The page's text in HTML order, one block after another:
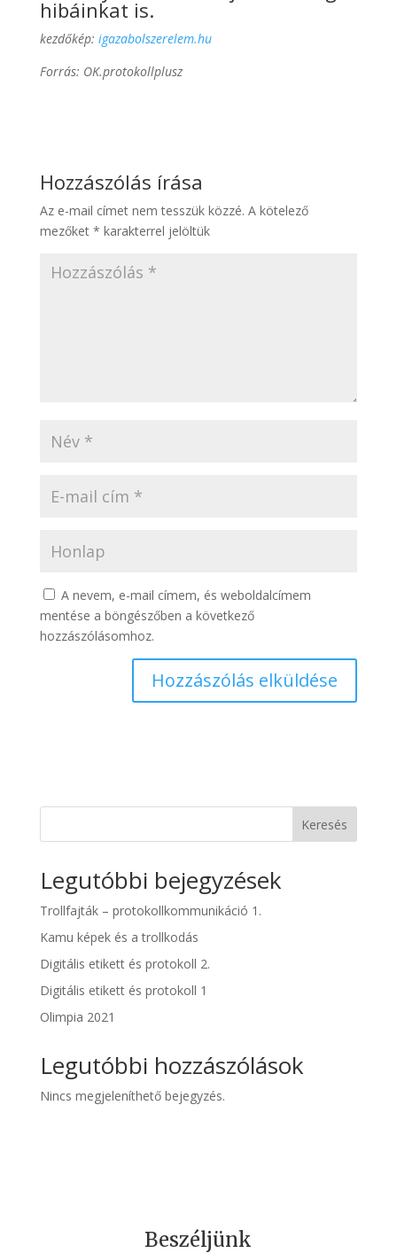
hibáinkat is.
kezdőkép: igazabolszerelem.hu
Forrás: OK.protokollplusz
Hozzászólás írása
Az e-mail címet nem tesszük közzé. A kötelező
mezőket * karakterrel jelöltük
A nevem, e-mail címem, és weboldalcímem
mentése a böngészőben a következő
hozzászólásomhoz.
Keresés
Legutóbbi bejegyzések
Trollfajták – protokollkommunikáció 1.
Kamu képek és a trollkodás
Digitális etikett és protokoll 2.
Digitális etikett és protokoll 1
Olimpia 2021
Legutóbbi hozzászólások
Nincs megjeleníthető bejegyzés.
Beszéljünk